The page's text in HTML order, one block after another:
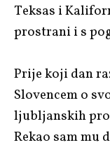
Teksas i
prostrani i s
Prije koji dan
Slovencem o
ljubljanskih
Rekao sam mu